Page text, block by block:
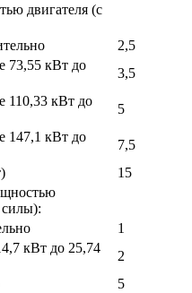
двигателя (с
2,5
73,55 кВт до
3,5
110,33 кВт до
5
147,1 кВт до
7,5
15
1
кВт до 25,74
2
5